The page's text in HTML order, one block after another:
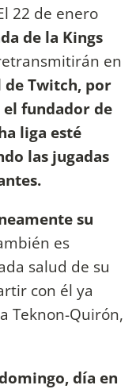
22 de enero
de la Kings
en
Twitch, por
fundador de
liga esté
las jugadas
su
es
salud de su
con él ya
Teknon-Quirón,
día en